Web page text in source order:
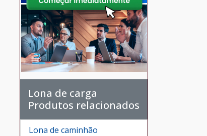
Lona de carga
Produtos relacionados
Lona de caminhão